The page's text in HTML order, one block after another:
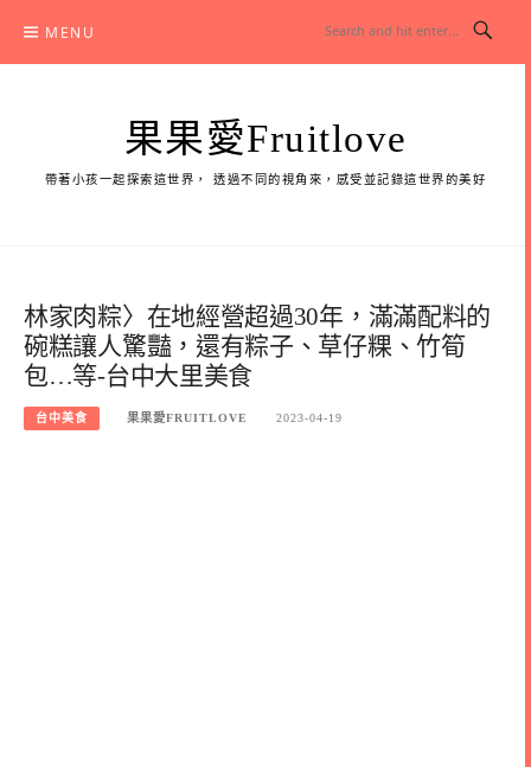
content
MENU
果果愛Fruitlove
帶著小孩一起探索這世界， 透過不同的視角來，感受並記錄這世界的美好
林家肉粽〉在地經營超過30年，滿滿配料的
碗糕讓人驚豔，還有粽子、草仔粿、竹筍
包…等-台中大里美食
台中美食 果果愛FRUITLOVE 2023-04-19